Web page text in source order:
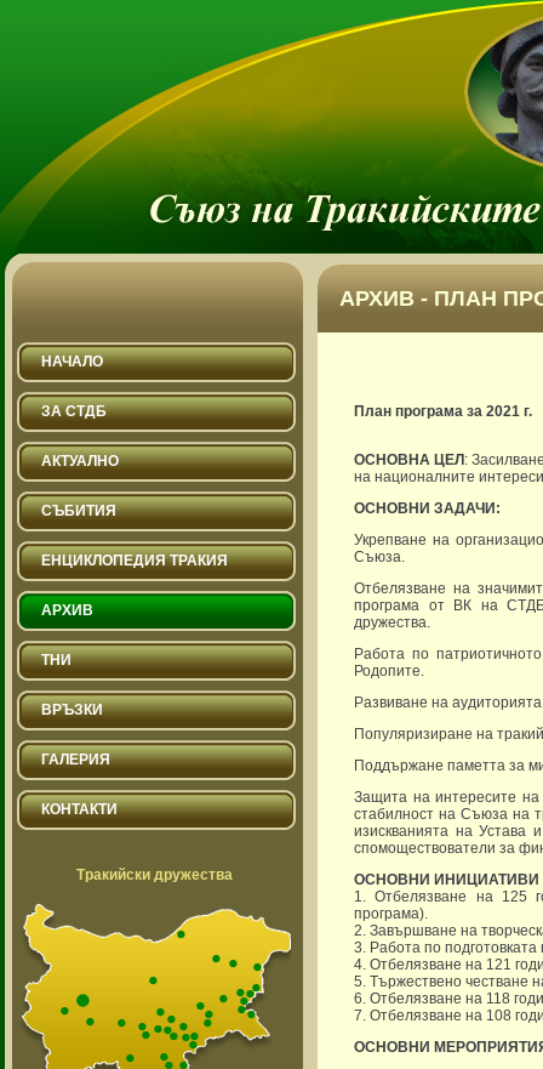
АРХИВ - ПЛАН
НАЧАЛО
ЗА СТДБ
АКТУАЛНО
СЪБИТИЯ
ЕНЦИКЛОПЕДИЯ ТРАКИЯ
АРХИВ
ТНИ
ВРЪЗКИ
ГАЛЕРИЯ
КОНТАКТИ
Тракийски дружества
План програма за 2021 г.
ОСНОВНА ЦЕЛ :
на националните
ОСНОВНИ ЗАДАЧИ:
Укрепване на
Съюза.
Отбелязване на
програма от ВК на СТДБ
дружества.
Работа по
Родопите.
Развиване на
Популяризиране на
Поддържане паметта за
Защита на интересите на
стабилност на Съюза на
изискванията на Устава
спомоществователи за
ОСНОВНИ ИНИЦИАТИВИ
1. Отбелязване на 125
програма).
2. Завършване на
3. Работа по подготовката
4. Отбелязване на 121
5. Тържествено честване
6. Отбелязване на 118
7. Отбелязване на 108
ОСНОВНИ